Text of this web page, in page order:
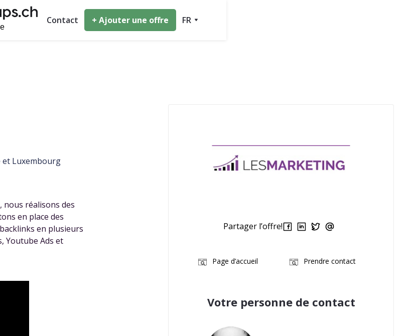
Contact + Ajouter une offre FR
et Luxembourg
nous réalisons des
en place des
en plusieurs
Youtube Ads et
Partager l’offre!
Page d’accueil Prendre contact
Votre personne de contact